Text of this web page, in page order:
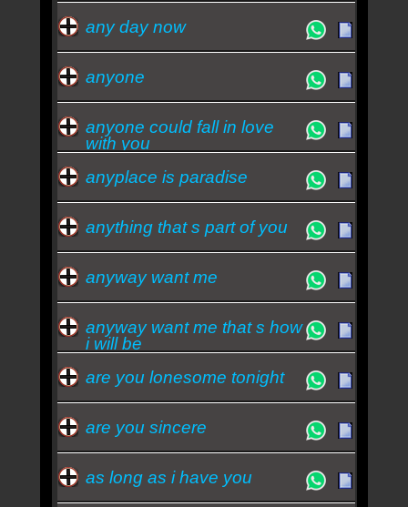
any day now
anyone
anyone could fall in love
with you
anyplace is paradise
anything that s part of you
anyway want me
anyway want me that s how
i will be
are you lonesome tonight
are you sincere
as long as i have you